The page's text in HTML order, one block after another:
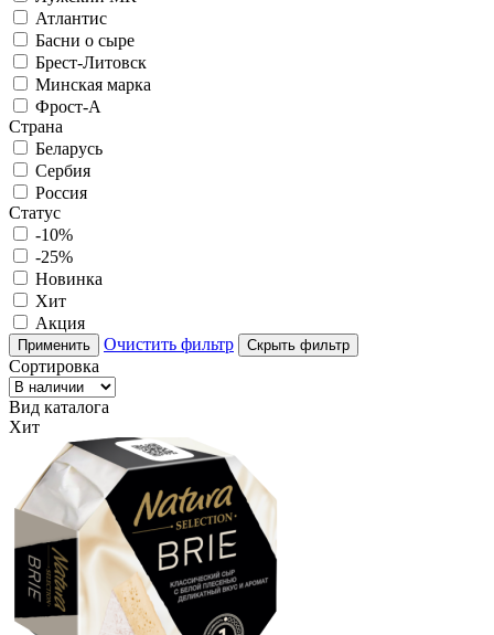
Атлантис
Басни о сыре
Брест-Литовск
Минская марка
Фрост-А
Страна
Беларусь
Сербия
Россия
Статус
-10%
-25%
Новинка
Хит
Акция
Применить Очистить фильтр Скрыть фильтр
Сортировка
Вид каталога
Хит